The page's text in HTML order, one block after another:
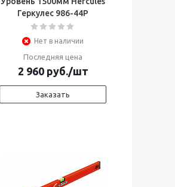
Геркулес 986-44Р
Нет в наличии
Последняя цена
2 960руб./шт
Заказать